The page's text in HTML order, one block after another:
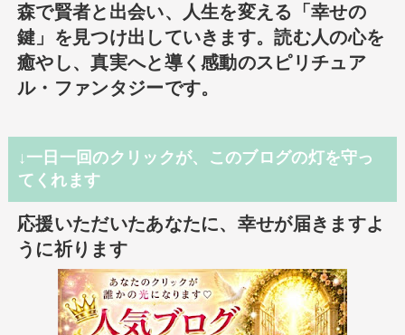
森で賢者と出会い、人生を変える「幸せの
鍵」を見つけ出していきます。読む人の心を
癒やし、真実へと導く感動のスピリチュア
ル・ファンタジーです。
↓一日一回のクリックが、このブログの灯を守っ
てくれます
応援いただいたあなたに、幸せが届きますよ
うに祈ります